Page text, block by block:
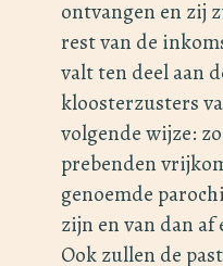
ontvangen en zij
rest van de
valt ten deel aan
kloosterzusters
volgende wijze:
prebenden
genoemde
zijn en van dan
Ook zullen de